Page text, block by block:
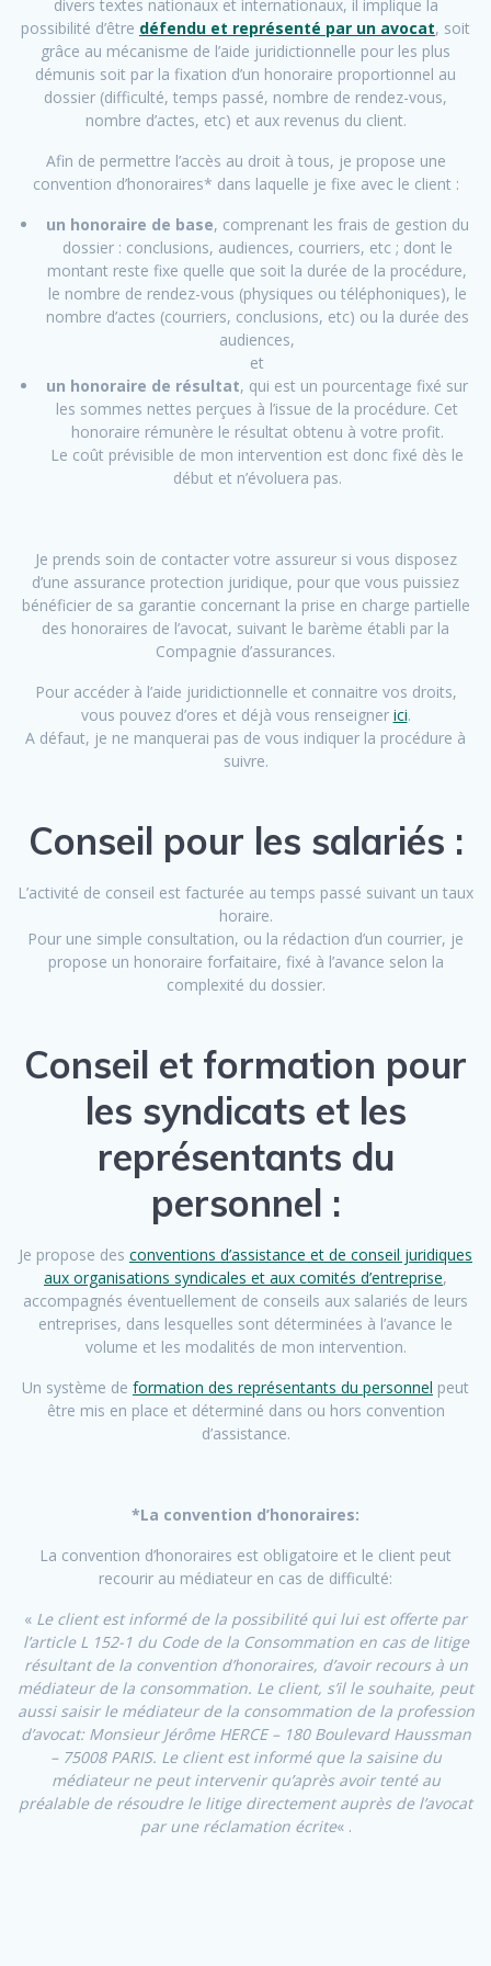
divers textes nationaux et internationaux, il implique la
possibilité d’être défendu et représenté par un avocat, soit
grâce au mécanisme de l’aide juridictionnelle pour les plus
démunis soit par la fixation d’un honoraire proportionnel au
dossier (difficulté, temps passé, nombre de rendez-vous,
nombre d’actes, etc) et aux revenus du client.
Afin de permettre l’accès au droit à tous, je propose une
convention d’honoraires* dans laquelle je fixe avec le client :
un honoraire de base, comprenant les frais de gestion du
dossier : conclusions, audiences, courriers, etc ; dont le
montant reste fixe quelle que soit la durée de la procédure,
le nombre de rendez-vous (physiques ou téléphoniques), le
nombre d’actes (courriers, conclusions, etc) ou la durée des
audiences,
et
un honoraire de résultat, qui est un pourcentage fixé sur
les sommes nettes perçues à l’issue de la procédure. Cet
honoraire rémunère le résultat obtenu à votre profit.
Le coût prévisible de mon intervention est donc fixé dès le
début et n’évoluera pas.
Je prends soin de contacter votre assureur si vous disposez
d’une assurance protection juridique, pour que vous puissiez
bénéficier de sa garantie concernant la prise en charge partielle
des honoraires de l’avocat, suivant le barème établi par la
Compagnie d’assurances.
Pour accéder à l’aide juridictionnelle et connaitre vos droits,
vous pouvez d’ores et déjà vous renseigner ici.
A défaut, je ne manquerai pas de vous indiquer la procédure à
suivre.
Conseil pour les salariés :
L’activité de conseil est facturée au temps passé suivant un taux
horaire.
Pour une simple consultation, ou la rédaction d’un courrier, je
propose un honoraire forfaitaire, fixé à l’avance selon la
complexité du dossier.
Conseil et formation pour
les syndicats et les
représentants du
personnel :
Je propose des conventions d’assistance et de conseil juridiques
aux organisations syndicales et aux comités d’entreprise,
accompagnés éventuellement de conseils aux salariés de leurs
entreprises, dans lesquelles sont déterminées à l’avance le
volume et les modalités de mon intervention.
Un système de formation des représentants du personnel peut
être mis en place et déterminé dans ou hors convention
d’assistance.
*La convention d’honoraires:
La convention d’honoraires est obligatoire et le client peut
recourir au médiateur en cas de difficulté:
« Le client est informé de la possibilité qui lui est offerte par
l’article L 152-1 du Code de la Consommation en cas de litige
résultant de la convention d’honoraires, d’avoir recours à un
médiateur de la consommation. Le client, s’il le souhaite, peut
aussi saisir le médiateur de la consommation de la profession
d’avocat: Monsieur Jérôme HERCE – 180 Boulevard Haussman
– 75008 PARIS. Le client est informé que la saisine du
médiateur ne peut intervenir qu’après avoir tenté au
préalable de résoudre le litige directement auprès de l’avocat
par une réclamation écrite« .